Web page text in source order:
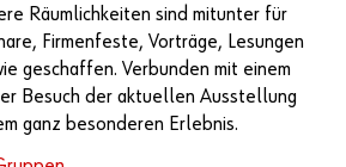
Räumlichkeiten sind mitunter für
Firmenfeste, Vorträge, Lesungen
geschaffen. Verbunden mit einem
Besuch der aktuellen Ausstellung
ganz besonderen Erlebnis.